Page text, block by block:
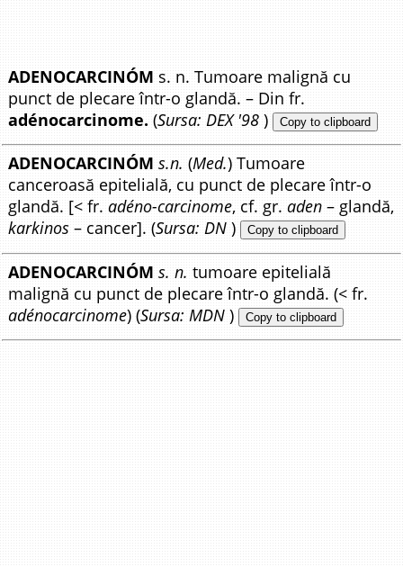
ADENOCARCINÓM s. n. Tumoare malignă cu
punct de plecare într-o glandă. – Din fr.
adénocarcinome. (Sursa: DEX '98 ) Copy to clipboard
ADENOCARCINÓM s.n. (Med.) Tumoare
canceroasă epitelială, cu punct de plecare într-o
glandă. [< fr.adéno-carcinome, cf. gr.aden – glandă,
karkinos – cancer]. (Sursa: DN ) Copy to clipboard
ADENOCARCINÓM s. n. tumoare epitelială
malignă cu punct de plecare într-o glandă. (< fr.
adénocarcinome) (Sursa: MDN ) Copy to clipboard